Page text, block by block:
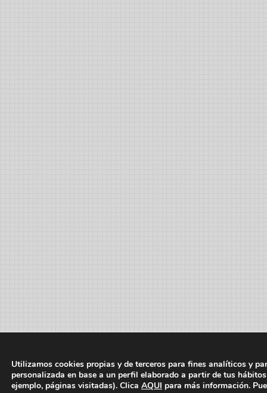
Utilizamos cookies propias y de terceros para fines analíticos y
personalizada en base a un perfil elaborado a partir de tus
ejemplo, páginas visitadas). Clica AQUI para más información.